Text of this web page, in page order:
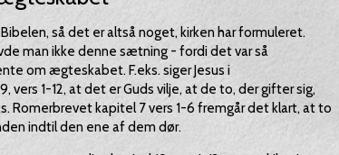
så det er altså noget, kirken har formuleret.
man ikke denne sætning - fordi det var så
om ægteskabet. F.eks. siger Jesus i
1-12, at det er Guds vilje, at de to, der gifter sig,
Romerbrevet kapitel 7 vers 1-6 fremgår det klart, at to
indtil den ene af dem dør.